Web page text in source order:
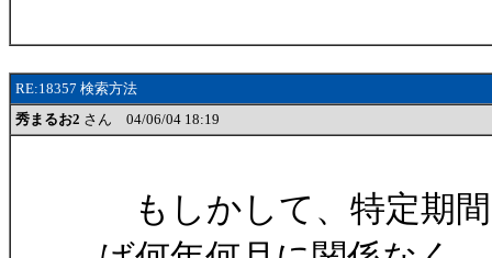
RE:18357 検索方法
秀まるお2 さん 04/06/04 18:19
もしかして、特定期